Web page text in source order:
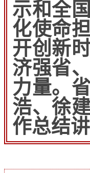
示和全
化使命
开创新
济强省
力量。
浩、徐
作总结